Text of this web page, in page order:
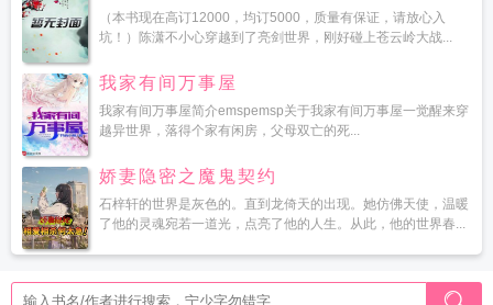
（本书现在高订12000，均订5000，质量有保证，请放心入
坑！）陈潇不小心穿越到了亮剑世界，刚好碰上苍云岭大战...
我家有间万事屋
我家有间万事屋简介emspemsp关于我家有间万事屋一觉醒来穿
越异世界，落得个家有闲房，父母双亡的死...
娇妻隐密之魔鬼契约
石梓轩的世界是灰色的。直到龙倚天的出现。她仿佛天使，温暖
了他的灵魂宛若一道光，点亮了他的人生。从此，他的世界春...